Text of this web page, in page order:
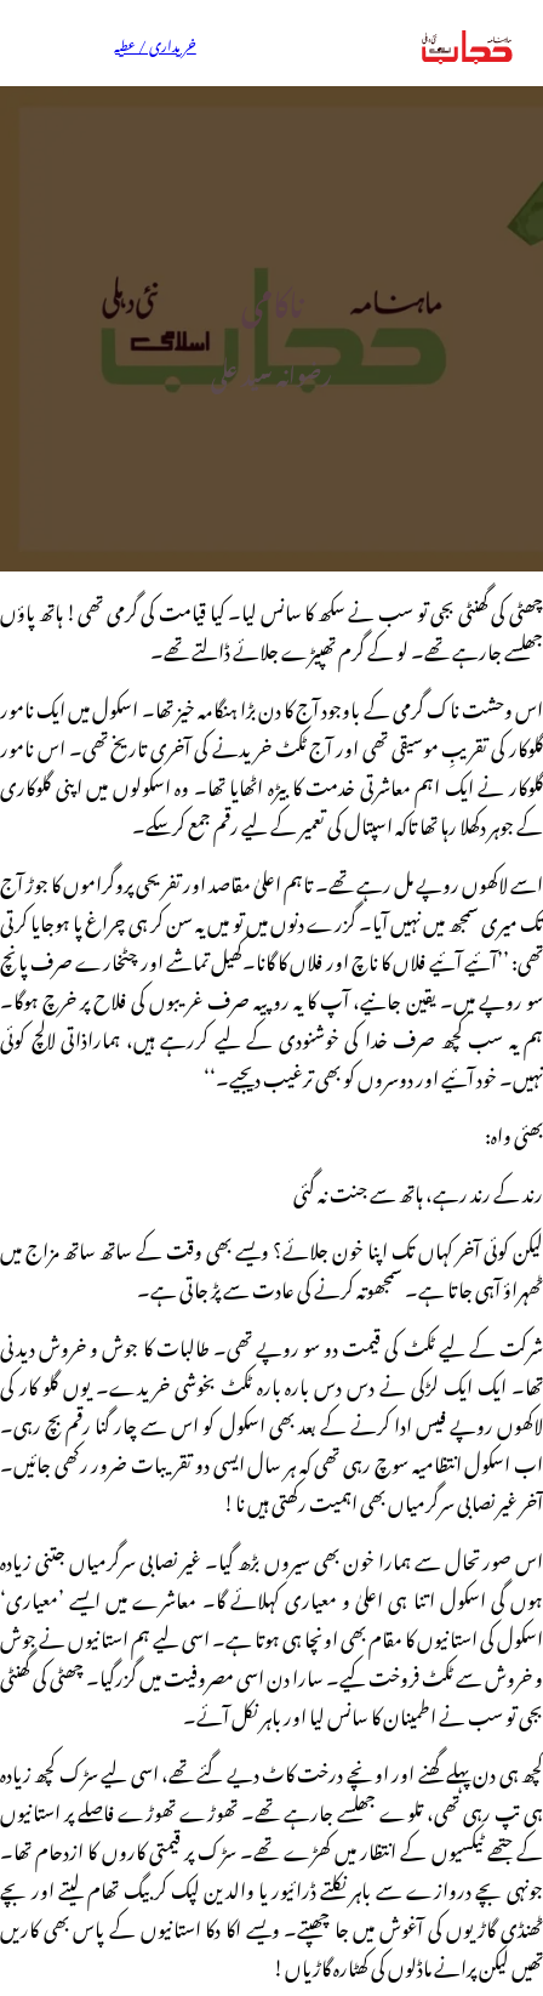
خریداری / عطیہ
ناکامی
رضوانہ سید علی
چھٹی کی گھنٹی بجی تو سب نے سکھ کا سانس لیا۔ کیا قیامت کی گرمی تھی! ہاتھ پاؤں
جھلسے جارہے تھے۔ لو کے گرم تھپیڑے جلائے ڈالتے تھے۔
اس وحشت ناک گرمی کے باوجود آج کا دن بڑا ہنگامہ خیز تھا۔ اسکول میں ایک نامور
گلوکار کی تقریبِ موسیقی تھی اور آج ٹکٹ خریدنے کی آخری تاریخ تھی۔ اس نامور
گلوکار نے ایک اہم معاشرتی خدمت کا بیڑہ اٹھایا تھا۔ وہ اسکولوں میں اپنی گلوکاری
کے جوہر دکھلا رہا تھا تاکہ اسپتال کی تعمیر کے لیے رقم جمع کرسکے۔
اسے لاکھوں روپے مل رہے تھے۔ تاہم اعلیٰ مقاصد اور تفریحی پروگراموں کا جوڑ آج
تک میری سمجھ میں نہیں آیا۔ گزرے دنوں میں تو میں یہ سن کر ہی چراغ پا ہوجایا کرتی
تھی: ’’آئیے آئیے فلاں کا ناچ اور فلاں کا گانا۔کھیل تماشے اور چٹخارے صرف پانچ
سو روپے میں۔ یقین جانیے، آپ کا یہ روپیہ صرف غریبوں کی فلاح پر خرچ ہوگا۔
ہم یہ سب کچھ صرف خدا کی خوشنودی کے لیے کررہے ہیں، ہماراذاتی لالچ کوئی
نہیں۔ خود آئیے اور دوسروں کو بھی ترغیب دیجیے۔‘‘
بھئی واہ:
رند کے رند رہے، ہاتھ سے جنت نہ گئی
لیکن کوئی آخر کہاں تک اپنا خون جلائے؟ ویسے بھی وقت کے ساتھ ساتھ مزاج میں
ٹھہراؤ آہی جاتا ہے۔ سمجھوتہ کرنے کی عادت سے پڑ جاتی ہے۔
شرکت کے لیے ٹکٹ کی قیمت دو سو روپے تھی۔ طالبات کا جوش و خروش دیدنی
تھا۔ ایک ایک لڑکی نے دس دس بارہ بارہ ٹکٹ بخوشی خریدے۔ یوں گلو کار کی
لاکھوں روپے فیس ادا کرنے کے بعد بھی اسکول کو اس سے چار گنا رقم بچ رہی۔
اب اسکول انتظامیہ سوچ رہی تھی کہ ہر سال ایسی دو تقریبات ضرور رکھی جائیں۔
آخر غیر نصابی سرگرمیاں بھی اہمیت رکھتی ہیں نا!
اس صورتحال سے ہمارا خون بھی سیروں بڑھ گیا۔ غیر نصابی سرگرمیاں جتنی زیادہ
ہوں گی اسکول اتنا ہی اعلیٰ و معیاری کہلائے گا۔ معاشرے میں ایسے ’معیاری‘
اسکول کی استانیوں کا مقام بھی اونچا ہی ہوتا ہے۔ اسی لیے ہم استانیوں نے جوش
و خروش سے ٹکٹ فروخت کیے۔ سارا دن اسی مصروفیت میں گزرگیا۔ چھٹی کی گھنٹی
بجی تو سب نے اطمینان کا سانس لیا اور باہر نکل آئے۔
کچھ ہی دن پہلے گھنے اور اونچے درخت کاٹ دیے گئے تھے، اسی لیے سڑک کچھ زیادہ
ہی تپ رہی تھی، تلوے جھلسے جارہے تھے۔ تھوڑے تھوڑے فاصلے پر استانیوں
کے جتھے ٹیکسیوں کے انتظار میں کھڑے تھے۔ سڑک پر قیمتی کاروں کا ازدحام تھا۔
جونہی بچے دروازے سے باہر نکلتے ڈرائیور یا والدین لپک کر بیگ تھام لیتے اور بچے
ٹھنڈی گاڑیوں کی آغوش میں جا چھپتے۔ ویسے اکا دکا استانیوں کے پاس بھی کاریں
تھیں لیکن پرانے ماڈلوں کی کھٹارہ گاڑیاں!